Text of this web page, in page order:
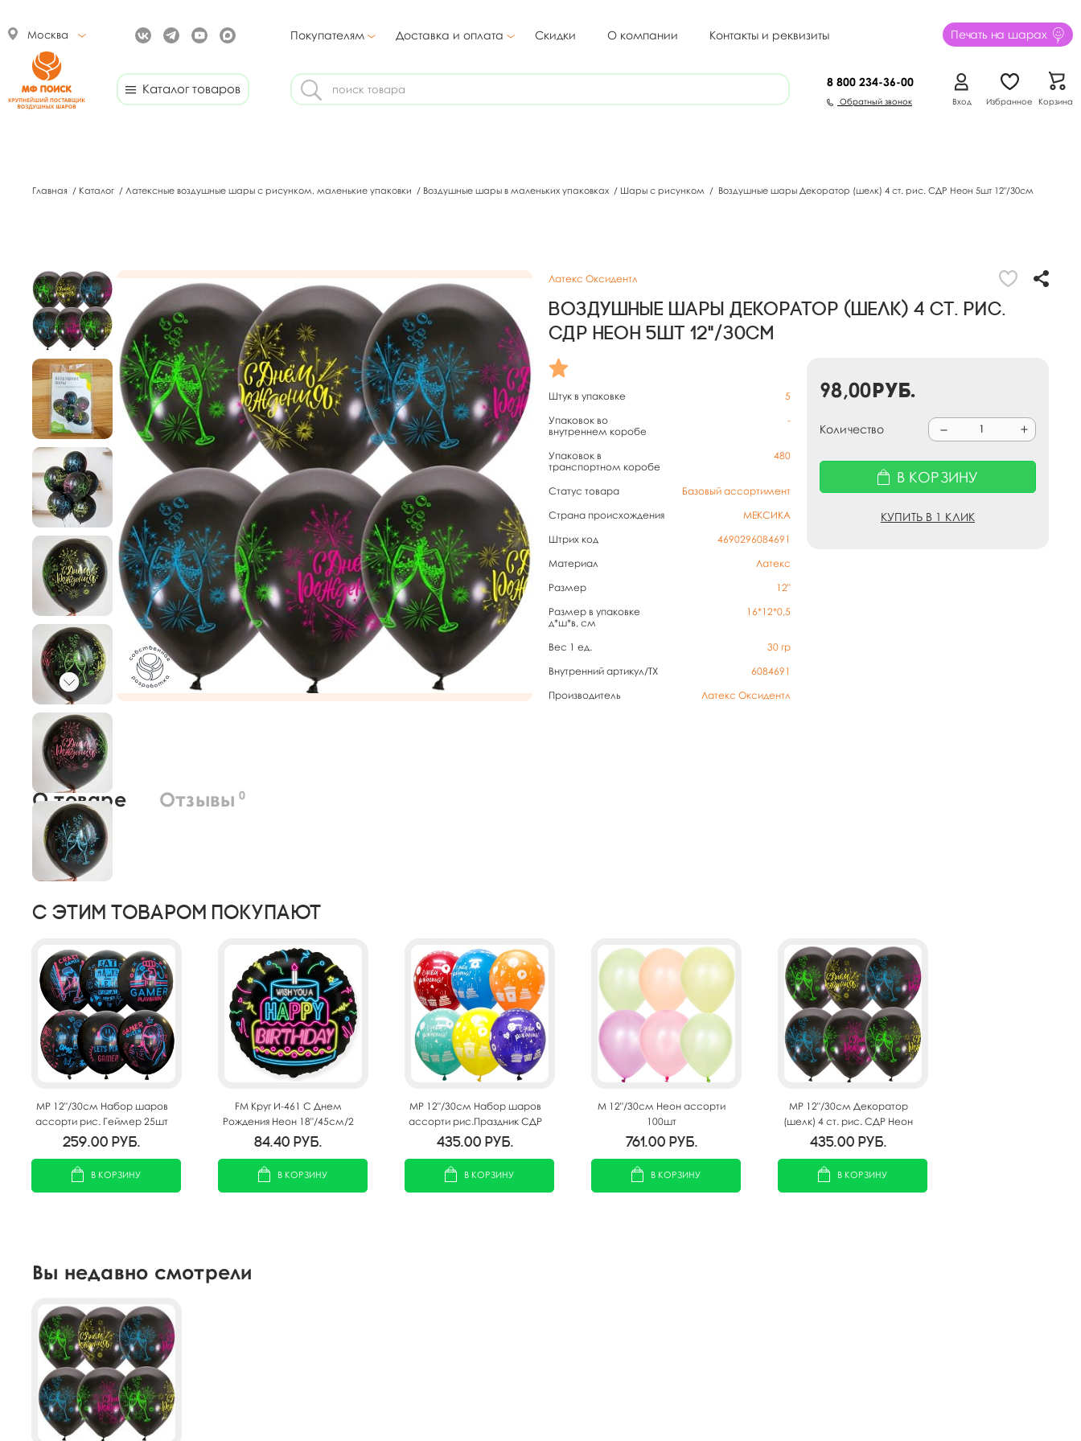
Москва Покупателям Доставка и оплата Скидки О компании Контакты и реквизиты Печать на шарах
Каталог товаров 8 800 234-36-00
Обратный звонок Вход Избранное Корзина
Главная / Каталог / Латексные воздушные шары с рисунком, маленькие упаковки / Воздушные шары в маленьких упаковках / Шары с рисунком / Воздушные шары Декоратор (шелк) 4 ст. рис. СДР Неон 5шт 12"/30см
Латекс Оксидентл
Воздушные шары Декоратор (шелк) 4 ст. рис.
СДР Неон 5шт 12"/30см
Штук в упаковке
5
Упаковок во
внутреннем коробе
-
Упаковок в
транспортном коробе
480
Статус товара
Базовый ассортимент
Страна происхождения
МЕКСИКА
Штрих код
4690296084691
Материал
Латекс
Размер
12"
Размер в упаковке
д*ш*в, см
16*12*0,5
Вес 1 ед. 30 гр
Внутренний артикул/TX
6084691
Производитель
Латекс Оксидентл
98,00руб.
Количество
В КОРЗИНУ
КУПИТЬ В 1 КЛИК
О товаре Отзывы 0
С этим товаром покупают
MP 12"/30см Набор шаров
ассорти рис. Геймер 25шт
259.00 руб.
В КОРЗИНУ
FM Круг И-461 С Днем
Рождения Неон 18"/45см/2
84.40 руб.
В КОРЗИНУ
MP 12"/30см Набор шаров
ассорти рис.Праздник СДР
25шт
435.00 руб.
В КОРЗИНУ
M 12"/30см Неон ассорти
100шт
761.00 руб.
В КОРЗИНУ
MP 12"/30см Декоратор
(шелк) 4 ст. рис. СДР Неон
25шт
435.00 руб.
В КОРЗИНУ
Вы недавно смотрели